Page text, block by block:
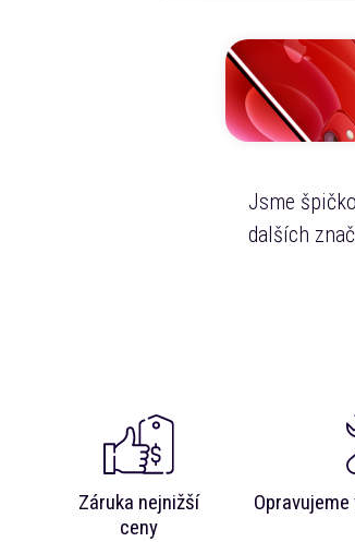
Jsme
dalších
Záruka nejnižší
ceny